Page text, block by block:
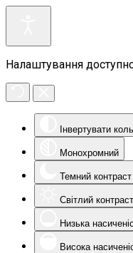
Налаштування
Інвертувати
Монохромний
Темний контраст
Світлий контраст
Низька
Висока